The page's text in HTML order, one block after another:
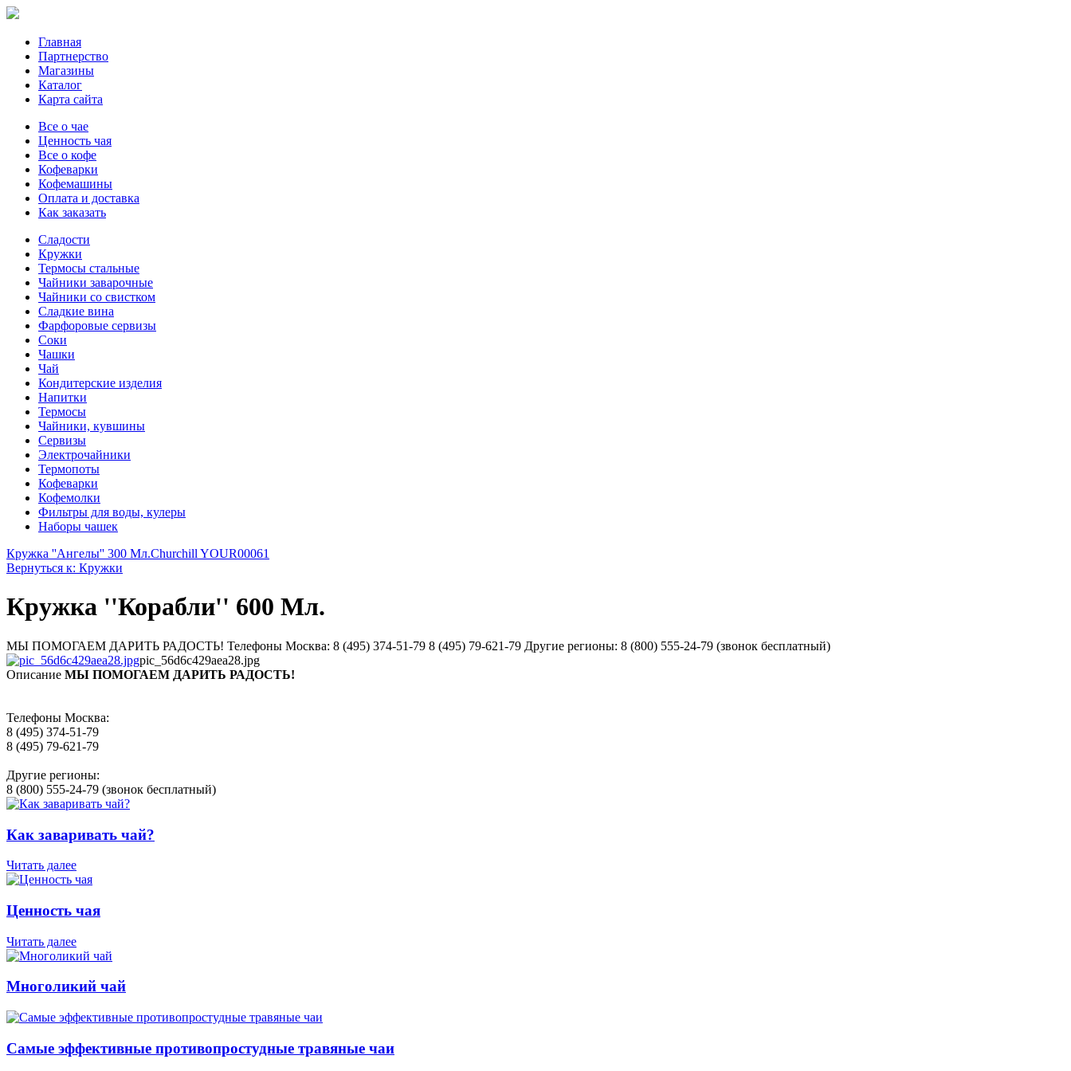
Главная
Партнерство
Магазины
Каталог
Карта сайта
Все о чае
Ценность чая
Все о кофе
Кофеварки
Кофемашины
Оплата и доставка
Как заказать
Сладости
Кружки
Термосы стальные
Чайники заварочные
Чайники со свистком
Сладкие вина
Фарфоровые сервизы
Соки
Чашки
Чай
Кондитерские изделия
Напитки
Термосы
Чайники, кувшины
Сервизы
Электрочайники
Термопоты
Кофеварки
Кофемолки
Фильтры для воды, кулеры
Наборы чашек
Кружка ''Ангелы'' 300 Мл.Churchill YOUR00061
Вернуться к: Кружки
Кружка ''Корабли'' 600 Мл.
МЫ ПОМОГАЕМ ДАРИТЬ РАДОСТЬ! Телефоны Москва: 8 (495) 374-51-79 8 (495) 79-621-79 Другие регионы: 8 (800) 555-24-79 (звонок бесплатный)
pic_56d6c429aea28.jpg
Описание МЫ ПОМОГАЕМ ДАРИТЬ РАДОСТЬ!
Телефоны Москва:
8 (495) 374-51-79
8 (495) 79-621-79
Другие регионы:
8 (800) 555-24-79 (звонок бесплатный)
Как заваривать чай?
Читать далее
Ценность чая
Читать далее
Многоликий чай
Самые эффективные противопростудные травяные чаи